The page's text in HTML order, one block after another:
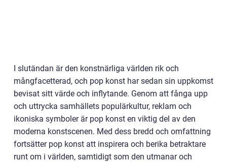
I slutändan är den konstnärliga världen rik och
mångfacetterad, och pop konst har sedan sin uppkomst
bevisat sitt värde och inflytande. Genom att fånga upp
och uttrycka samhällets populärkultur, reklam och
ikoniska symboler är pop konst en viktig del av den
moderna konstscenen. Med dess bredd och omfattning
fortsätter pop konst att inspirera och berika betraktare
runt om i världen, samtidigt som den utmanar och